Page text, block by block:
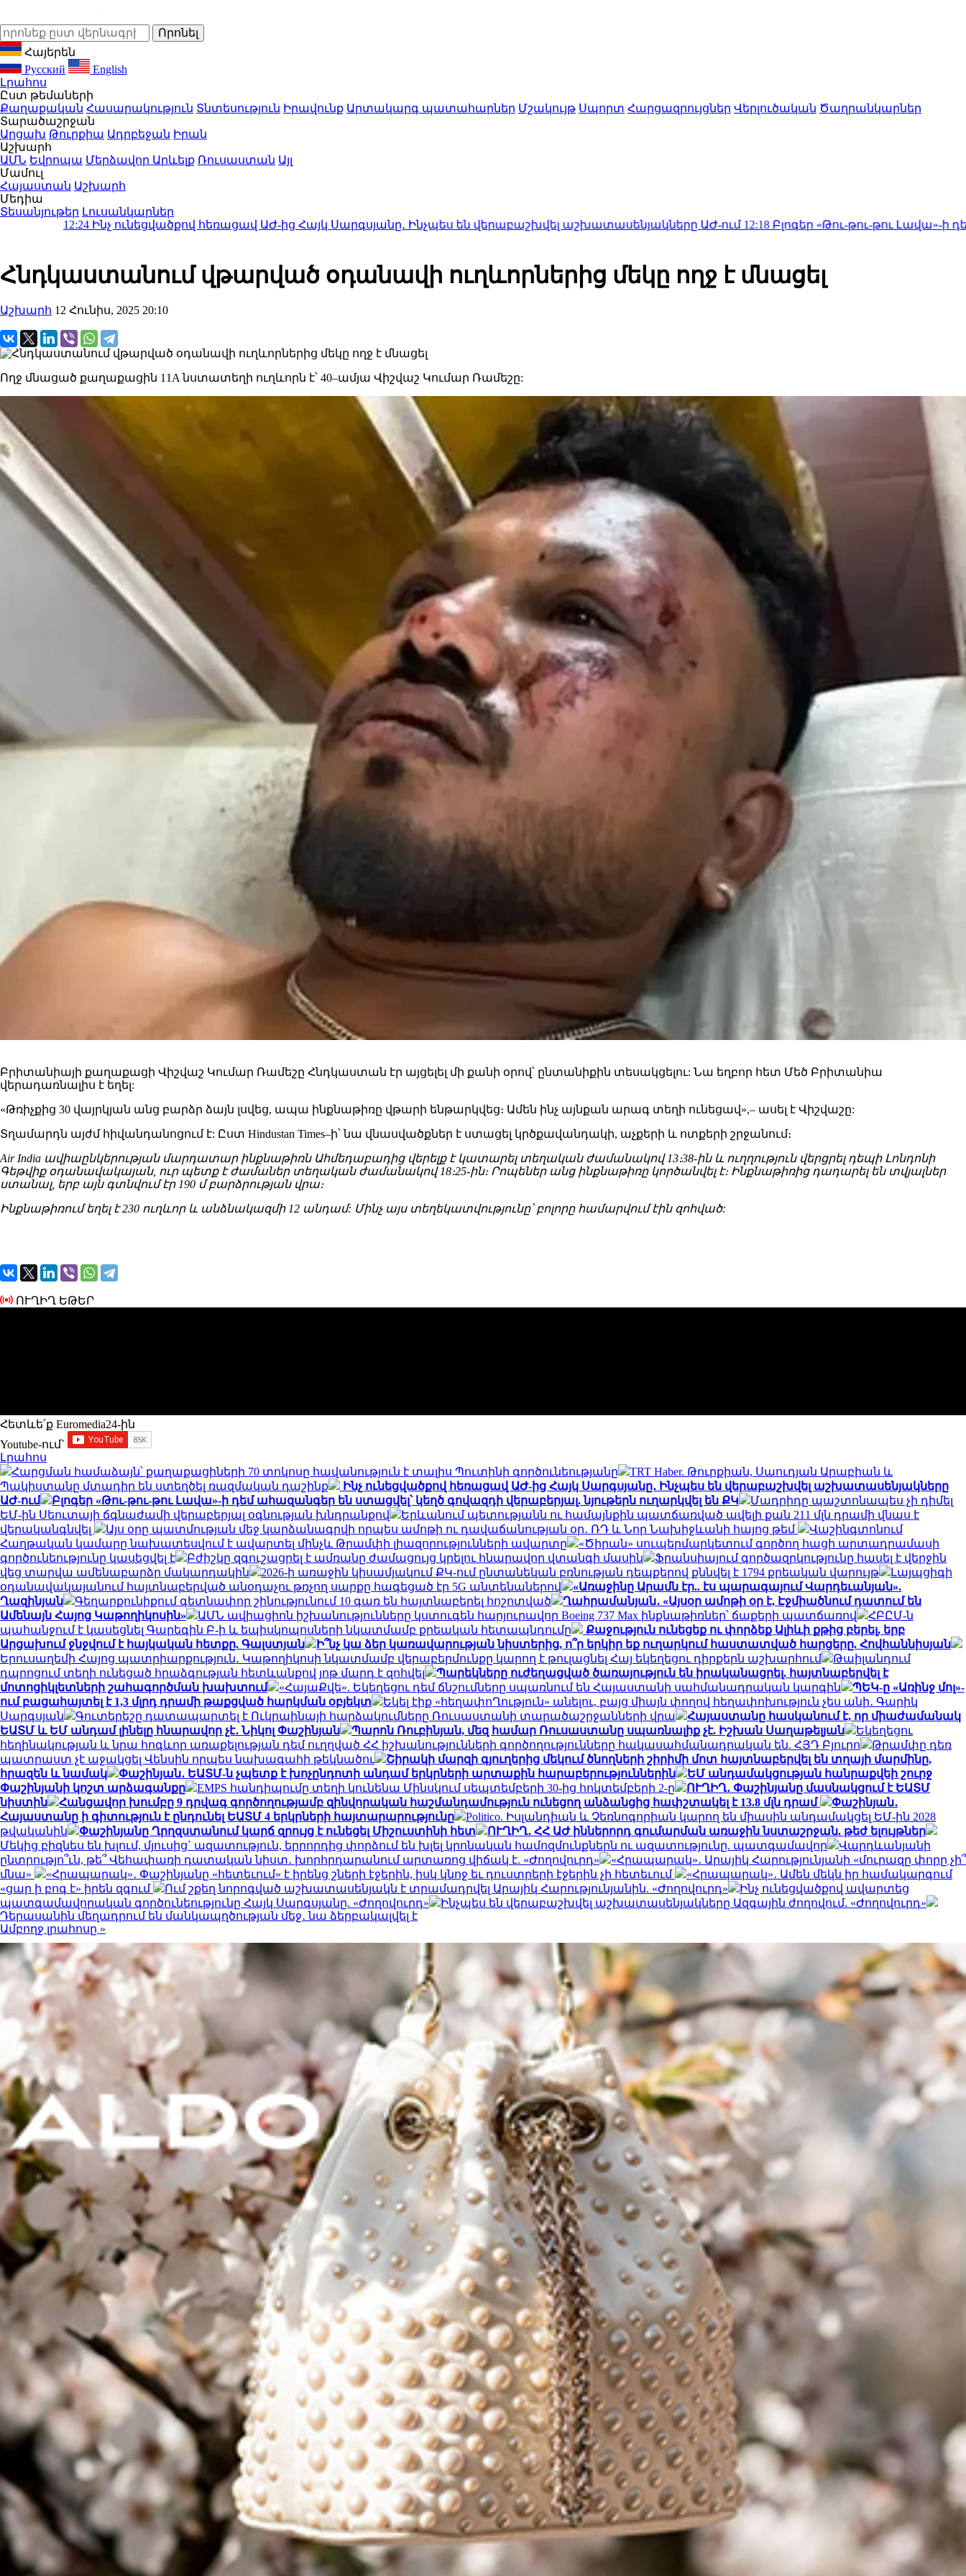
Հայերեն
Русский
English
Լրահոս
Ըստ թեմաների
Քաղաքական Հասարակություն Տնտեսություն Իրավունք Արտակարգ պատահարներ Մշակույթ Սպորտ Հարցազրույցներ Վերլուծական Ծաղրանկարներ
Տարածաշրջան
Արցախ Թուրքիա Ադրբեջան Իրան
Աշխարհ
ԱՄՆ Եվրոպա Մերձավոր Արևելք Ռուսաստան Այլ
Մամուլ
Հայաստան Աշխարհ
Մեդիա
Տեսանյութեր Լուսանկարներ
Ինչ ունեցվածքով հեռացավ ԱԺ-ից Հայկ Սարգսյանը․ Ինչպես են վերաբաշխվել աշխատասենյակները ԱԺ-ում12:18Բլոգեր «Թու-թու-թու Լավա»-ի դեմ
Հնդկաստանում վթարված օդանավի ուղևորներից մեկը ողջ է մնացել
Աշխարհ 12 Հունիս, 2025 20:10
Ողջ մնացած քաղաքացին 11A նստատեղի ուղևորն է՝ 40–ամյա Վիշվաշ Կումար Ռամեշը:
Բրիտանիայի քաղաքացի Վիշվաշ Կումար Ռամեշը Հնդկաստան էր այցելել մի քանի օրով՝ ընտանիքին տեսակցելու: Նա եղբոր հետ Մեծ Բրիտանիա
վերադառնալիս է եղել:
«Թռիչքից 30 վայրկյան անց բարձր ձայն լսվեց, ապա ինքնաթիռը վթարի ենթարկվեց։ Ամեն ինչ այնքան արագ տեղի ունեցավ»,– ասել է Վիշվաշը:
Տղամարդն այժմ հիվանդանոցում է: Ըստ Hindustan Times–ի՝ նա վնասվածքներ է ստացել կրծքավանդակի, աչքերի և ոտքերի շրջանում։
Air India ավիաընկերության մարդատար ինքնաթիռն Ահմեդաբադից վերելք է կատարել տեղական ժամանակով 13։38-ին և ուղղություն վերցրել դեպի Լոնդոնի
Գեթվիք օդանավակայան, ուր պետք է ժամաներ տեղական ժամանակով 18։25-ին։ Րոպեներ անց ինքնաթիռը կործանվել է։ Ինքնաթիռից դադարել են տվյալներ
ստանալ, երբ այն գտնվում էր 190 մ բարձրության վրա։
Ինքնաթիռում եղել է 230 ուղևոր և անձնակազմի 12 անդամ: Մինչ այս տեղեկատվությունը՝ բոլորը համարվում էին զոհված:
ՈՒՂԻՂ ԵԹԵՐ
Հետևե՛ք Euromedia24-ին
Youtube-ում`
Լրահոս
Հարցման համաձայն՝ քաղաքացիների 70 տոկոսը հավանություն է տալիս Պուտինի գործունեությանը
TRT Haber. Թուրքիան, Սաուդյան Արաբիան և
Պակիստանը մտադիր են ստեղծել ռազմական դաշինք
Ինչ ունեցվածքով հեռացավ ԱԺ-ից Հայկ Սարգսյանը․ Ինչպես են վերաբաշխվել աշխատասենյակները
ԱԺ-ում
Բլոգեր «Թու-թու-թու Լավա»-ի դեմ ահազանգեր են ստացվել՝ կեղծ գովազդի վերաբերյալ. նյութերն ուղարկվել են ՔԿ
Մադրիդը պաշտոնապես չի դիմել
ԵՄ-ին Սեուտայի ​​ճգնաժամի վերաբերյալ օգնության խնդրանքով
Երևանում պետությանն ու համայնքին պատճառված ավելի քան 211 մլն դրամի վնաս է
վերականգնվել
Այս օրը պատմության մեջ կարձանագրվի որպես ամոթի ու դավաճանության օր․ ՌԴ և Նոր Նախիջևանի հայոց թեմ
Վաշինգտոնում
Հաղթական կամարը նախատեսվում է ավարտել մինչև Թրամփի լիազորությունների ավարտը
«Ծիրան» սուպերմարկետում գործող հացի արտադրամասի
գործունեությունը կասեցվել է
Բժիշկը զգուշացրել է ամռանը ժամացույց կրելու հնարավոր վտանգի մասին
Ֆրանսիայում գործազրկությունը հասել է վերջին
վեց տարվա ամենաբարձր մակարդակին
2026-ի առաջին կիսամյակում ՔԿ-ում ընտանեկան բռնության դեպքերով քննվել է 1794 քրեական վարույթ
Լայպցիգի
օդանավակայանում հայտնաբերված անօդաչու թռչող սարքը հագեցած էր 5G անտենաներով
«Առաջինը Արամն էր.. էս պարագայում Վարդեւանյան».
Ղազինյան
Գեղարքունիքում գետնափոր շինությունում 10 գառ են հայտնաբերել հոշոտված
Ղահրամանյան․ «Այսօր ամոթի օր է, Էջմիածնում դատում են
Ամենայն Հայոց Կաթողիկոսին»
ԱՄՆ ավիացիոն իշխանությունները կստուգեն հարյուրավոր Boeing 737 Max ինքնաթիռներ՝ ճաքերի պատճառով
ՀԲԸՄ-ն
պահանջում է կասեցնել Գարեգին Բ-ի և եպիսկոպոսների նկատմամբ քրեական հետապնդումը
Քաջություն ունեցեք ու փորձեք Ալիևի քթից բերել, երբ
Արցախում ջնջվում է հայկական հետքը. Գալստյան
Ի՞նչ կա ձեր կառավարության նիստերից, ո՞ր երկիր եք ուղարկում հաստատված հարցերը. Հովհաննիսյան
Երուսաղեմի Հայոց պատրիարքություն․ Կաթողիկոսի նկատմամբ վերաբերմունքը կարող է թուլացնել Հայ եկեղեցու դիրքերն աշխարհում
Թաիլանդում
դպրոցում տեղի ունեցած հրաձգության հետևանքով յոթ մարդ է զոհվել
Պարեկները ուժեղացված ծառայություն են իրականացրել. հայտնաբերվել է
մոտոցիկլետների շահագործման խախտում
«ՀայաՔվե». Եկեղեցու դեմ ճնշումները սպառնում են Հայաստանի սահմանադրական կարգին
ՊԵԿ-ը «Առինջ մոլ»-
ում բացահայտել է 1,3 մլրդ դրամի թաքցված հարկման օբյեկտ
Եկել էիք «հեղափոՂություն» անելու, բայց միայն փողով հեղափոխություն չես անի․ Գարիկ
Սարգսյան
Գուտերեշը դատապարտել է Ուկրաինայի հարձակումները Ռուսաստանի տարածաշրջանների վրա
Հայաստանը հասկանում է, որ միաժամանակ
ԵԱՏՄ և ԵՄ անդամ լինելը հնարավոր չէ․ Նիկոլ Փաշինյան
Պարոն Ռուբինյան, մեզ համար Ռուսաստանը սպառնալիք չէ. Իշխան Սաղաթելյան
Եկեղեցու
հեղինակության և նրա հոգևոր առաքելության դեմ ուղղված ՀՀ իշխանությունների գործողությունները հակասահմանադրական են. ՀՅԴ Բյուրո
Թրամփը դեռ
պատրաստ չէ աջակցել Վենսին որպես նախագահի թեկնածու
Շիրակի մարզի գյուղերից մեկում ծնողների շիրիմի մոտ հայտնաբերվել են տղայի մարմինը,
հրազեն և նամակ
Փաշինյան․ ԵԱՏՄ-ն չպետք է խոչընդոտի անդամ երկրների արտաքին հարաբերություններին
ԵՄ անդամակցության հանրաքվեի շուրջ
Փաշինյանի կոշտ արձագանքը
EMPS հանդիպումը տեղի կունենա Մինսկում սեպտեմբերի 30-ից հոկտեմբերի 2-ը
ՈՒՂԻՂ․ Փաշինյանը մասնակցում է ԵԱՏՄ
նիստին
Հանցավոր խումբը 9 դրվագ գործողությամբ զինվորական հաշմանդամություն ունեցող անձանցից հափշտակել է 13.8 մլն դրամ
Փաշինյան․
Հայաստանը ի գիտություն է ընդունել ԵԱՏՄ 4 երկրների հայտարարությունը
Politico. Իսլանդիան և Չեռնոգորիան կարող են միասին անդամակցել ԵՄ-ին 2028
թվականին
Փաշինյանը Ղրղզստանում կարճ զրույց է ունեցել Միշուստինի հետ
ՈՒՂԻՂ․ ՀՀ ԱԺ իններորդ գումարման առաջին նստաշրջան. թեժ ելույթներ
Մեկից բիզնես են խլում, մյուսից` ազատություն, երրորդից փորձում են խլել կրոնական համոզմունքներն ու ազատությունը. պատգամավոր
Վարդևանյանի
ընտրությո՞ւն, թե՞ Վեհափառի դատական նիստ․ խորհրդարանում արտառոց վիճակ է. «Ժողովուրդ»
«Հրապարակ»․ Արայիկ Հարությունյանի «մուրազը փորը չի՞
մնա»
«Հրապարակ»․ Փաշինյանը «հետեւում» է իրենց շների էջերին, իսկ կնոջ եւ դուստրերի էջերին չի հետեւում
«Հրապարակ»․ Ամեն մեկն իր համակարգում
«ցար ի բոգ է» իրեն զգում
Ում շքեղ նորոգված աշխատասենյակն է տրամադրվել Արայիկ Հարությունյանին. «Ժողովուրդ»
Ինչ ունեցվածքով ավարտեց
պատգամավորական գործունեությունը Հայկ Սարգսյանը. «Ժողովուրդ»
Ինչպես են վերաբաշխվել աշխատասենյակները Ազգային ժողովում. «Ժողովուրդ»
Դերասանին մեղադրում են մանկապղծության մեջ․ նա ձերբակալվել է
Ամբողջ լրահոսը »